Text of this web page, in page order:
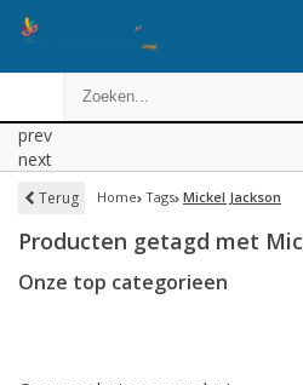
prev
next
Terug Home Tags Mickel Jackson
Producten getagd met
Onze top categorieen